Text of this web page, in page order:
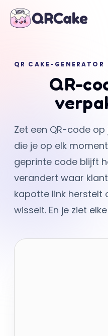
Prijzen
Help
API
QR CAKE-GENERATOR
QR-
Zet een QR-code
die je op elk
geprinte code blijft
verandert waar
kapotte link herstelt
wisselt. En je ziet